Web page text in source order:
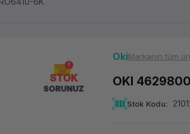
STOK
SORUNUZ
OkiMarkanın tüm
OKI
Stok Kodu